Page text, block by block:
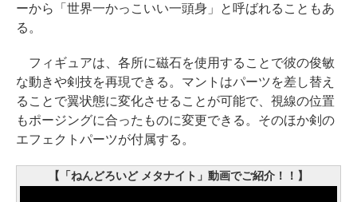
ーから「世界一かっこいい一頭身」と呼ばれることもあ
る。
フィギュアは、各所に磁石を使用することで彼の俊敏
な動きや剣技を再現できる。マントはパーツを差し替え
ることで翼状態に変化させることが可能で、視線の位置
もポージングに合ったものに変更できる。そのほか剣の
エフェクトパーツが付属する。
【「ねんどろいど メタナイト」動画でご紹介！！】